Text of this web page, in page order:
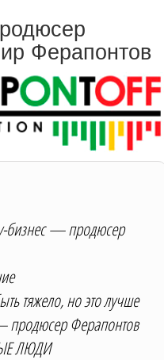
Ферапонтов
бизнес — продюсер
тяжело, но это лучше
продюсер Ферапонтов
ЛЮДИ